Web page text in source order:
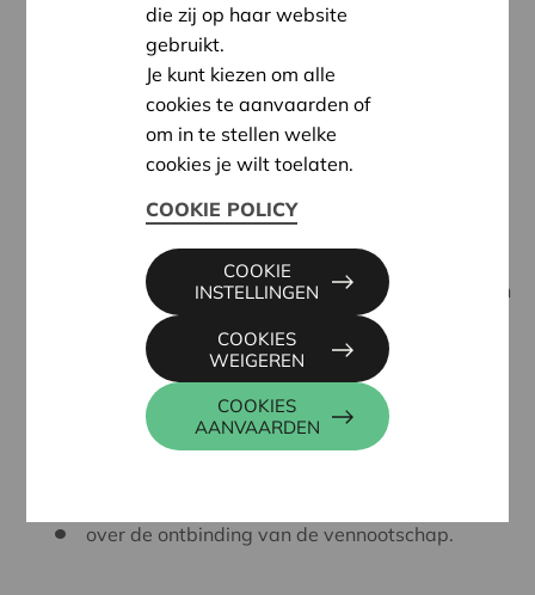
Wanneer de ‘netto-actieftest’ OF de
‘liquiditeitstest’ negatief zou zijn
bestuursorgaan de Algemene Vergadering
bijeenroepen.
Deze bijzondere Algemene Vergadering moet
uiterlijk twee maanden na de vaststelling van een
van beide negatieve testen plaatsvinden.
Deze bijzondere Algemene Vergadering zal
over ‘in de agenda aangekondigde maatregelen
om de continuïteit van de vennootschap te
vrijwaren.’
Als de Raad van Bestuur dit voorstelt moet ze
ook in bijzonder verslag die maatregelen
toelichten. En dat verslag toevoegen bij de
over de ontbinding van de vennootschap.
die zij op haar website
gebruikt.
Je kunt kiezen om alle
cookies te aanvaarden of
om in te stellen welke
cookies je wilt toelaten.
COOKIE POLICY
COOKIES
AANVAARDEN
COOKIES
WEIGEREN
COOKIE
INSTELLINGEN